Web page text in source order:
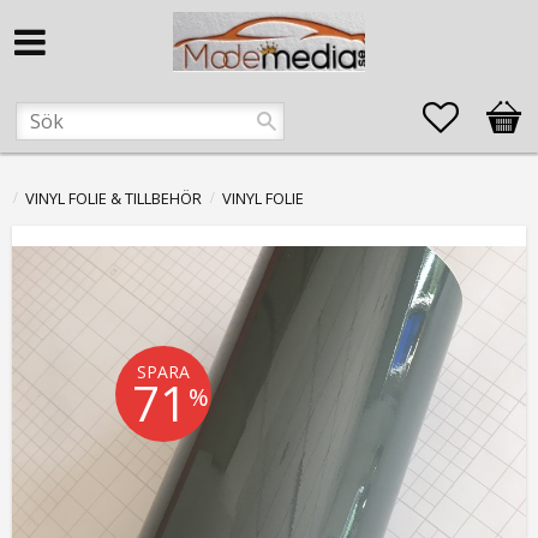
Favoriter
VINYL FOLIE & TILLBEHÖR VINYL FOLIE
SPARA
71 %